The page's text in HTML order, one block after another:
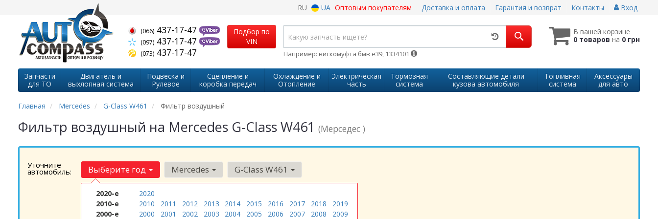
RU UA Оптовым покупателям Доставка и оплата Гарантия и возврат Контакты Вход
(066) 437-17-47
(097) 437-17-47
(073) 437-17-47
Подбор по
VIN
В вашей корзине
0 товаровна 0 грн
Например: вискомуфта бмв е39, 1334101
Запчасти
для ТО
Двигатель и
выхлопная система
Подвеска и
Рулевое
Сцепление и
коробка передач
Охлаждение и
Отопление
Электрическая
часть
Тормозная
система
Составляющие детали
кузова автомобиля
Топливная
система
Аксессуары
для авто
Главная Mercedes G-Class W461 Фильтр воздушный
Фильтр воздушный на Mercedes G-Class W461 (Мерседес )
Уточните
автомобиль: Выберите год
2020-е
2020
2010-е
2010 2011 2012 2013 2014 2015 2016 2017 2018
2019
2000-е
2000 2001 2002 2003 2004 2005 2006 2007 2008
2009
Mercedes G-Class W461